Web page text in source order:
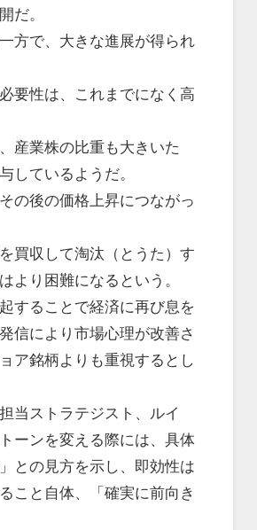
だ。
方で、大きな進展が得られ
要性は、これまでになく高
産業株の比重も大きいた
しているようだ。
の後の価格上昇につながっ
買収して淘汰（とうた）す
より困難になるという。
することで経済に再び息を
信により市場心理が改善さ
ア銘柄よりも重視するとし
当ストラテジスト、ルイ
ーンを変える際には、具体
との見方を示し、即効性は
こと自体、「確実に前向き